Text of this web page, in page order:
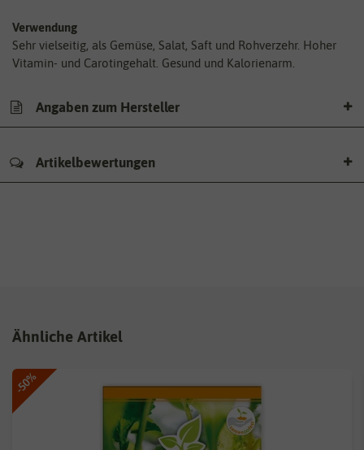
Verwendung
Sehr vielseitig, als Gemüse, Salat, Saft und Rohverzehr. Hoher
Vitamin- und Carotingehalt. Gesund und Kalorienarm.
Angaben zum Hersteller
Artikelbewertungen
Ähnliche Artikel
-50%